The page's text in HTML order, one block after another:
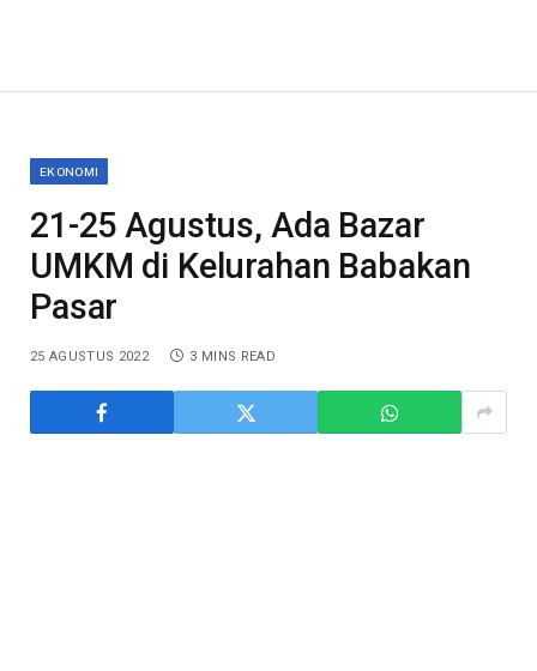
EKONOMI
21-25 Agustus, Ada Bazar
UMKM di Kelurahan Babakan
Pasar
25 AGUSTUS 2022 3 MINS READ